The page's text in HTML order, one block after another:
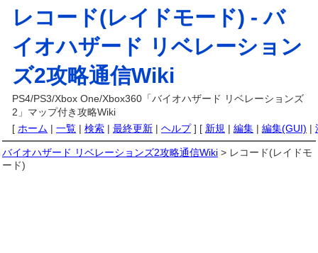
レコード(レイドモード) -バ
イオハザード リベレーション
ズ2攻略通信Wiki
PS4/PS3/Xbox One/Xbox360「バイオハザード リベレーションズ
2」マップ付き攻略Wiki
[ ホーム | 一覧 | 検索 | 最終更新 | ヘルプ] [ 新規 | 編集 | 編集(GUI) |
バイオハザード リベレーションズ2攻略通信Wiki > レコード(レイドモ
ード)